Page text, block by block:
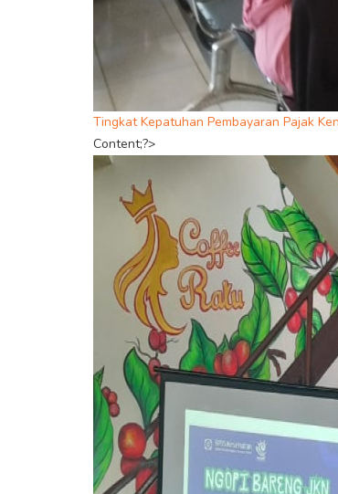
Tingkat Kepatuhan Pembayaran Pajak
Content;?>